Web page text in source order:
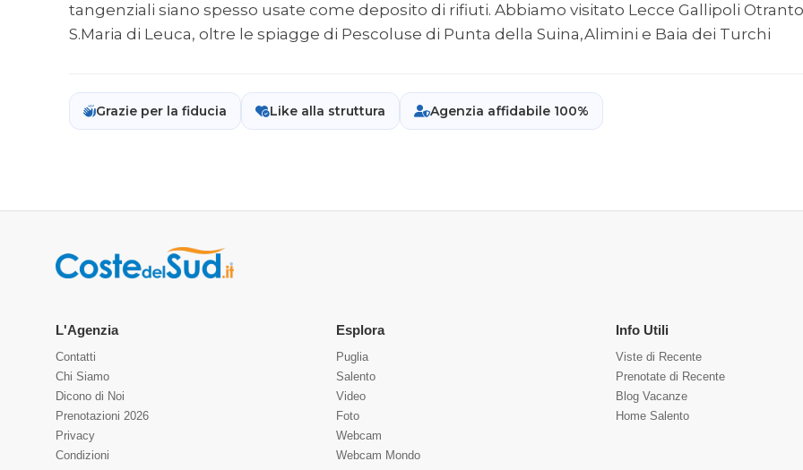
tangenziali siano spesso usate come deposito di rifiuti. Abbiamo visitato Lecce Gallipoli Otranto
S.Maria di Leuca, oltre le spiagge di Pescoluse di Punta della Suina,Alimini e Baia dei Turchi
Grazie per la fiducia Like alla struttura Agenzia affidabile 100%
L'Agenzia
Contatti
Chi Siamo
Dicono di Noi
Prenotazioni 2026
Privacy
Condizioni
Esplora
Puglia
Salento
Video
Foto
Webcam
Webcam Mondo
Info Utili
Viste di Recente
Prenotate di Recente
Blog Vacanze
Home Salento